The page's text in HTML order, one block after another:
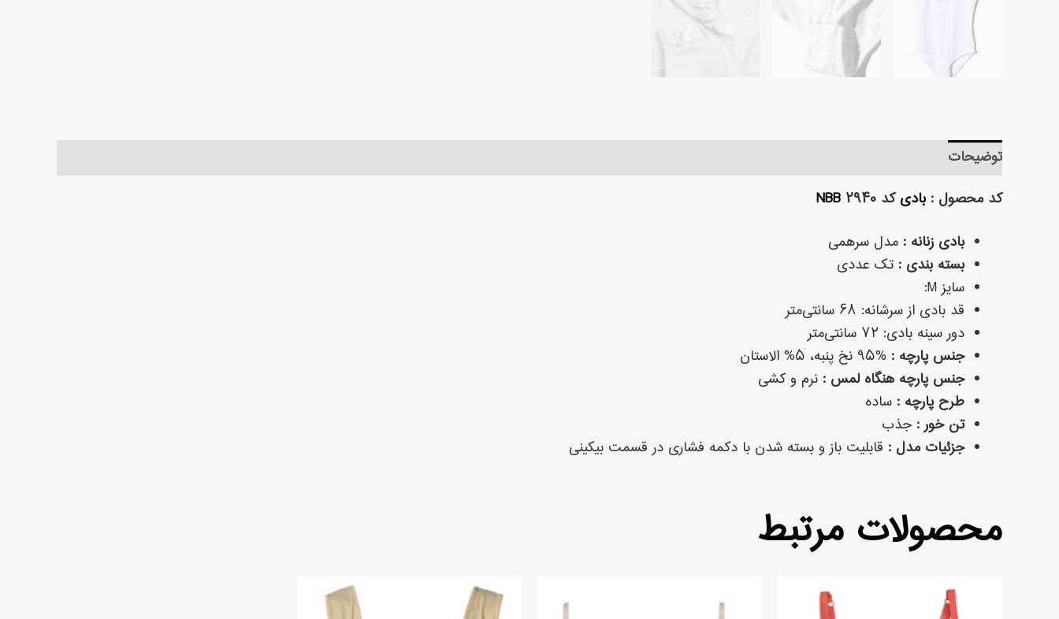
توضیحات
کد محصول :بادی کد ۲۹۴۰
NBB
بادی زنانه : مدل سرهمی
بسته بندی : تک عددی
سایز M:
قد بادی از سرشانه: ۶۸ سانتی‌متر
دور سینه بادی: ۷۲ سانتی‌متر
جنس پارچه : %۹۵ نخ پنبه، ۵% الاستان
جنس پارچه هنگاه لمس : نرم و کشی
طرح پارچه : ساده
تن خور : جذب
جزئیات مدل : قابلیت باز و بسته شدن با دکمه فشاری در قسمت بیکینی
محصولات مرتبط
فعلی
تومان۱,۹۷۶,۰۰۰ تومان۲,۵۹۲,۰۰۰
قیمت
فعلی
تومان۲,۲۰۳,۰۰۰